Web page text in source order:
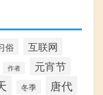
俗 互联网
作者 元宵节
冬季 唐代